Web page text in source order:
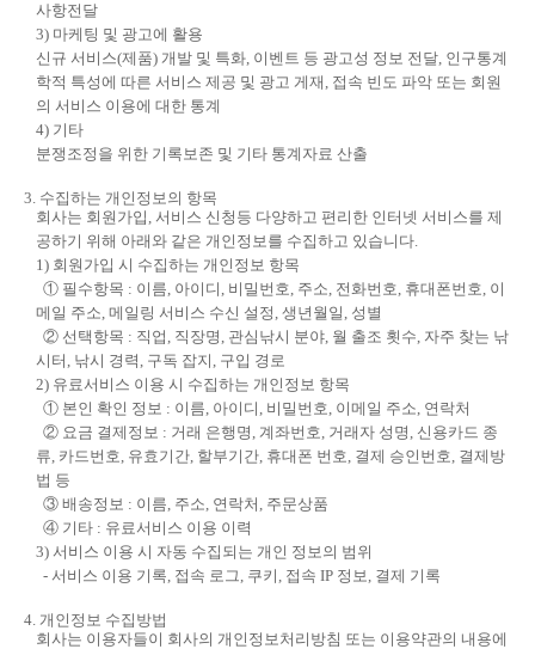
사항전달
3) 마케팅 및 광고에 활용
신규 서비스(제품) 개발 및 특화, 이벤트 등 광고성 정보 전달, 인구통계
학적 특성에 따른 서비스 제공 및 광고 게재, 접속 빈도 파악 또는 회원
의 서비스 이용에 대한 통계
4) 기타
분쟁조정을 위한 기록보존 및 기타 통계자료 산출
3. 수집하는 개인정보의 항목
회사는 회원가입, 서비스 신청등 다양하고 편리한 인터넷 서비스를 제
공하기 위해 아래와 같은 개인정보를 수집하고 있습니다.
1) 회원가입 시 수집하는 개인정보 항목
① 필수항목 : 이름, 아이디, 비밀번호, 주소, 전화번호, 휴대폰번호, 이
메일 주소, 메일링 서비스 수신 설정, 생년월일, 성별
② 선택항목 : 직업, 직장명, 관심낚시 분야, 월 출조 횟수, 자주 찾는 낚
시터, 낚시 경력, 구독 잡지, 구입 경로
2) 유료서비스 이용 시 수집하는 개인정보 항목
① 본인 확인 정보 : 이름, 아이디, 비밀번호, 이메일 주소, 연락처
② 요금 결제정보 : 거래 은행명, 계좌번호, 거래자 성명, 신용카드 종
류, 카드번호, 유효기간, 할부기간, 휴대폰 번호, 결제 승인번호, 결제방
법 등
③ 배송정보 : 이름, 주소, 연락처, 주문상품
④ 기타 : 유료서비스 이용 이력
3) 서비스 이용 시 자동 수집되는 개인 정보의 범위
- 서비스 이용 기록, 접속 로그, 쿠키, 접속 IP 정보, 결제 기록
4. 개인정보 수집방법
회사는 이용자들이 회사의 개인정보처리방침 또는 이용약관의 내용에